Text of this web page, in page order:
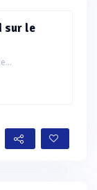
sur le